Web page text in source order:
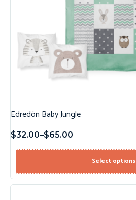
Edredón Baby Jungle
$32.00–$65.00
Select options